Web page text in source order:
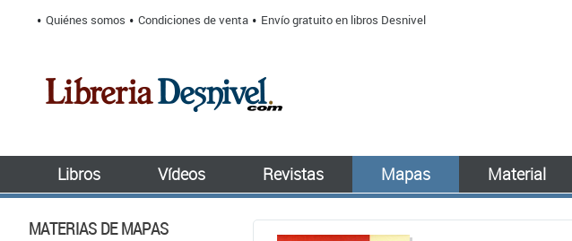
Quiénes somos Condiciones de venta Envío gratuito en libros Desnivel
Libros Vídeos Revistas Mapas Material
MATERIAS DE MAPAS